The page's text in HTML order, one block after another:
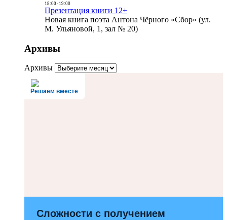
18:00- 19:00
Презентация книги 12+
Новая книга поэта Антона Чёрного «Сбор» (ул.
М. Ульяновой, 1, зал № 20)
Архивы
Архивы
Решаем вместе
Сложности с получением